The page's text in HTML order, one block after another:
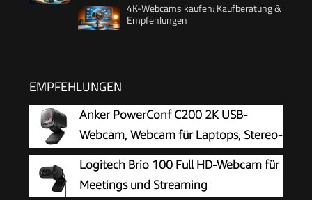
4K-Webcams kaufen: Kaufberatung &
Empfehlungen
EMPFEHLUNGEN
Anker PowerConf C200 2K USB-
Webcam, Webcam für Laptops, Stereo-
Mikrofone
Logitech Brio 100 Full HD-Webcam für
Meetings und Streaming